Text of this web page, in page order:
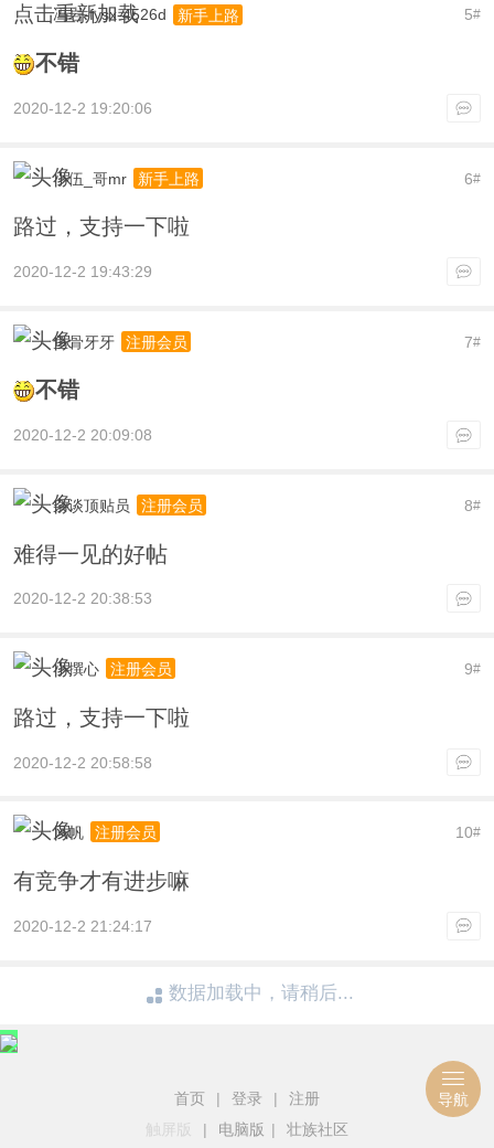
点击重新加载 5#
冯岩-fysx-4526d 新手上路
不错
2020-12-2 19:20:06
6#
小伍_哥mr 新手上路
路过，支持一下啦
2020-12-2 19:43:29
7#
鱼骨牙牙 注册会员
不错
2020-12-2 20:09:08
8#
杂谈顶贴员 注册会员
难得一见的好帖
2020-12-2 20:38:53
9#
小撰心 注册会员
路过，支持一下啦
2020-12-2 20:58:58
10#
风帆 注册会员
有竞争才有进步嘛
2020-12-2 21:24:17
数据加载中，请稍后...
首页 | 登录 |
注册
触屏版
| 电脑版 | 壮族社区
导航